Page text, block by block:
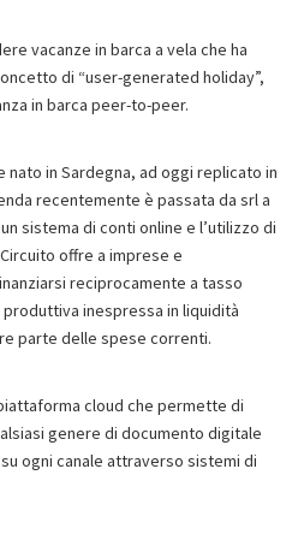
vacanze in barca a vela che ha
di “user-generated holiday”,
in barca peer-to-peer.
nato in Sardegna, ad oggi replicato in
recentemente è passata da srl a
sistema di conti online e l’utilizzo di
offre a imprese e
reciprocamente a tasso
inespressa in liquidità
parte delle spese correnti.
cloud che permette di
genere di documento digitale
ogni canale attraverso sistemi di